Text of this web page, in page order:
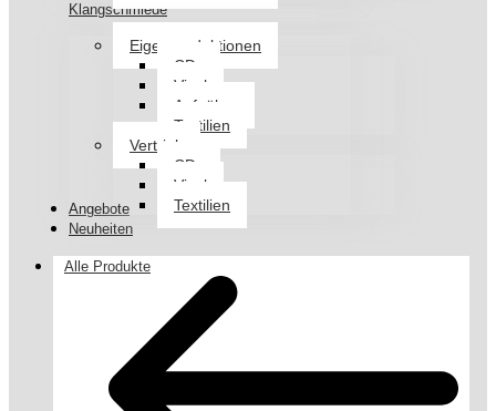
Klangschmiede
Eigenproduktionen
CDs
Vinyl
Aufnäher
Textilien
Vertrieb
CDs
Vinyl
Textilien
Angebote
Neuheiten
Alle Produkte